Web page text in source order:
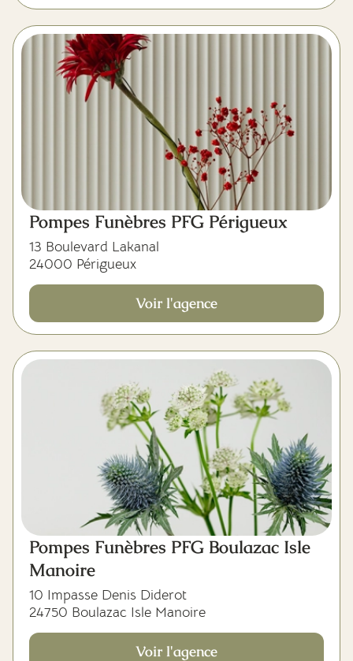
Pompes Funèbres PFG Périgueux
13 Boulevard Lakanal
24000 Périgueux
Voir l'agence
Pompes Funèbres PFG Boulazac Isle
Manoire
10 Impasse Denis Diderot
24750 Boulazac Isle Manoire
Voir l'agence